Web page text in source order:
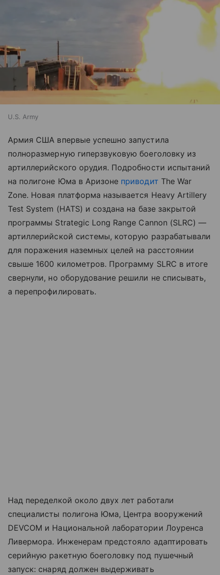
U.S. Army
Армия США впервые успешно запустила
полноразмерную гиперзвуковую боеголовку из
артиллерийского орудия. Подробности испытаний
на полигоне Юма в Аризоне приводит The War
Zone. Новая платформа называется Heavy Artillery
Test System (HATS) и создана на базе закрытой
программы Strategic Long Range Cannon (SLRC) —
артиллерийской системы, которую разрабатывали
для поражения наземных целей на расстоянии
свыше 1600 километров. Программу SLRC в итоге
свернули, но оборудование решили не списывать,
а перепрофилировать.
Над переделкой около двух лет работали
специалисты полигона Юма, Центра вооружений
DEVCOM и Национальной лаборатории Лоуренса
Ливермора. Инженерам предстояло адаптировать
серийную ракетную боеголовку под пушечный
запуск: снаряд должен выдерживать